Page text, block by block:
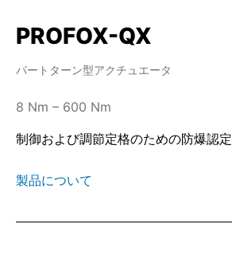
PROFOX-QX
パートターン型アクチュエータ
8 Nm – 600 Nm
制御および調節定格のための防爆認定
製品について